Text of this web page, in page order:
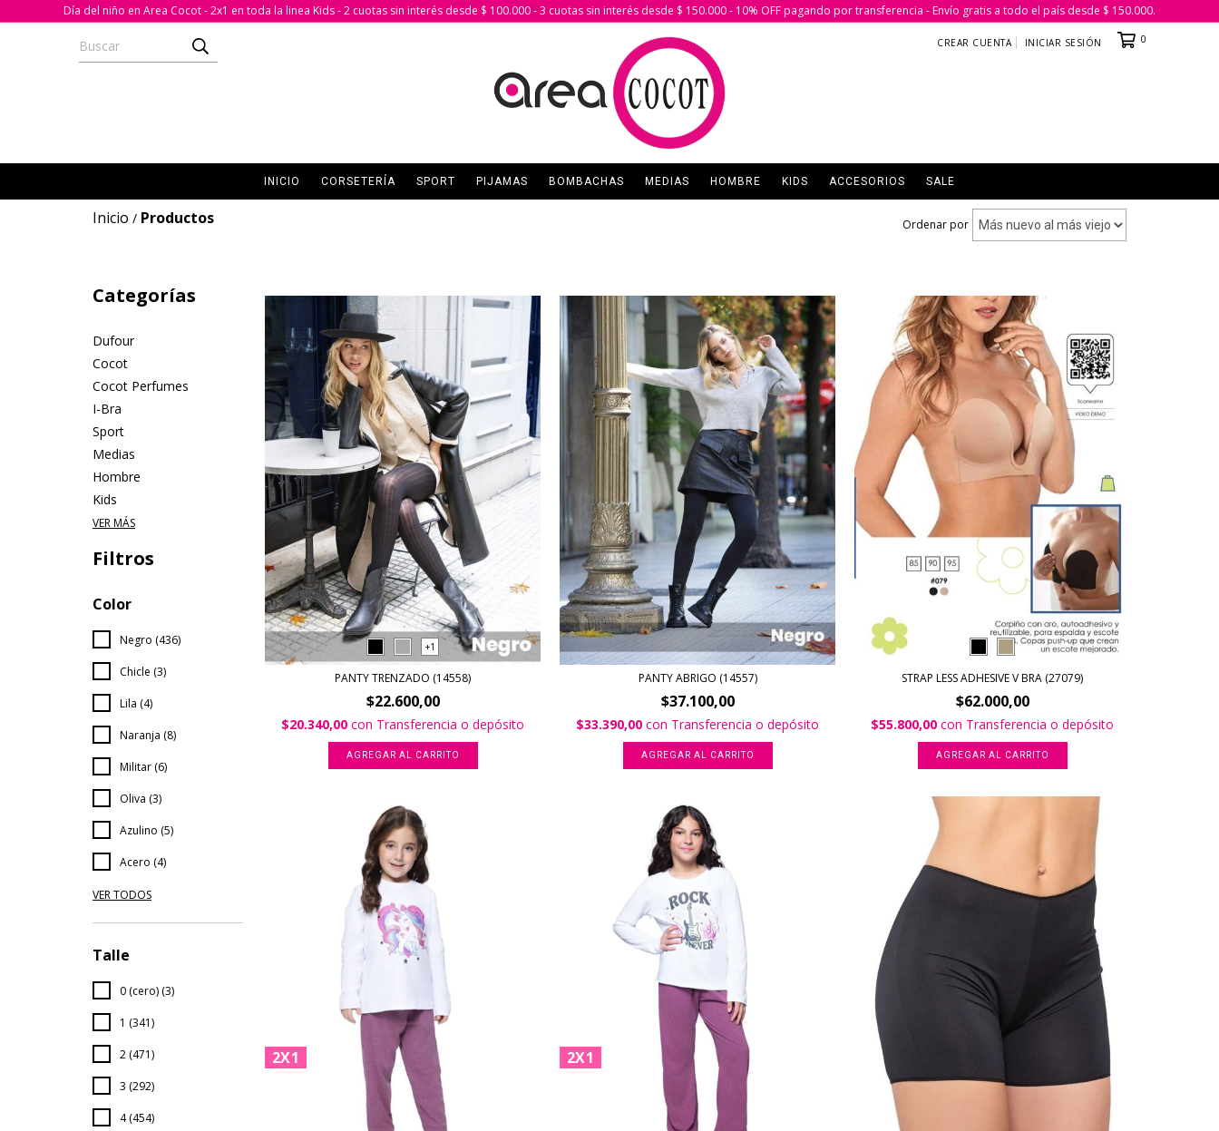
Día del niño en Area Cocot - 2x1 en toda la linea Kids - 2 cuotas sin interés desde $ 100.000 - 3 cuotas sin interés desde $ 150.000 - 10% OFF pagando por transferencia - Envío gratis a todo el país desde $ 150.000.
CREAR CUENTA INICIAR SESIÓN 0
INICIO CORSETERÍA SPORT PIJAMAS BOMBACHAS MEDIAS HOMBRE KIDS ACCESORIOS SALE
Inicio / Productos Ordenar por
Categorías
Dufour
Cocot
Cocot Perfumes
I-Bra
Sport
Medias
Hombre
Kids
VER MÁS
Filtros
Color
Negro (436)
Chicle (3)
Lila (4)
Naranja (8)
Militar (6)
Oliva (3)
Azulino (5)
Acero (4)
VER TODOS
Talle
0 (cero) (3)
1 (341)
2 (471)
3 (292)
4 (454)
+1
PANTY TRENZADO (14558)
$22.600,00
$20.340,00con Transferencia o depósito
AGREGAR AL CARRITO
PANTY ABRIGO (14557)
$37.100,00
$33.390,00con Transferencia o depósito
AGREGAR AL CARRITO
STRAP LESS ADHESIVE V BRA (27079)
$62.000,00
$55.800,00con Transferencia o depósito
AGREGAR AL CARRITO
2X1 2X1